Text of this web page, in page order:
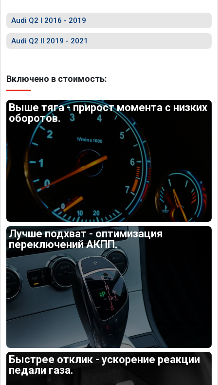
Audi Q2 I 2016 - 2019
Audi Q2 II 2019 - 2021
Включено в стоимость:
Выше тяга - прирост момента с низких
оборотов.
Лучше подхват - оптимизация
переключений АКПП.
Быстрее отклик - ускорение реакции
педали газа.